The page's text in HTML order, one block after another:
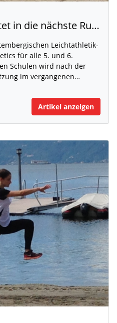
WLV YOUletics startet in die nächste Runde
Leichtathletik-
für alle 5. und 6.
Schulen wird nach der
im vergangenen…
Artikel anzeigen